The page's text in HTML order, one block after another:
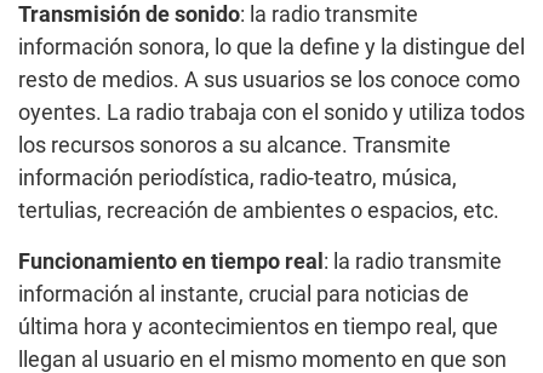
Transmisión de sonido: la radio transmite
información sonora, lo que la define y la distingue del
resto de medios. A sus usuarios se los conoce como
oyentes. La radio trabaja con el sonido y utiliza todos
los recursos sonoros a su alcance. Transmite
información periodística, radio-teatro, música,
tertulias, recreación de ambientes o espacios, etc.
Funcionamiento en tiempo real : la radio transmite
información al instante, crucial para noticias de
última hora y acontecimientos en tiempo real, que
llegan al usuario en el mismo momento en que son